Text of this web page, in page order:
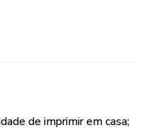
de imprimir em casa;